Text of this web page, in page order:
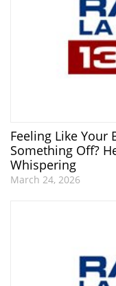
Feeling Like Your
Something Off?
Whispering
March 24, 2026